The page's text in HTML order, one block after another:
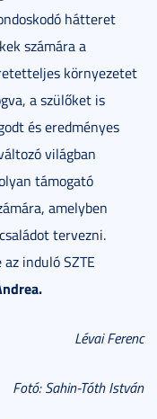
hátteret
számára a
környezetet
a szülőket is
és eredményes
világban
támogató
amelyben
tervezni.
induló SZTE
Lévai Ferenc
Fotó: Sahin-Tóth István